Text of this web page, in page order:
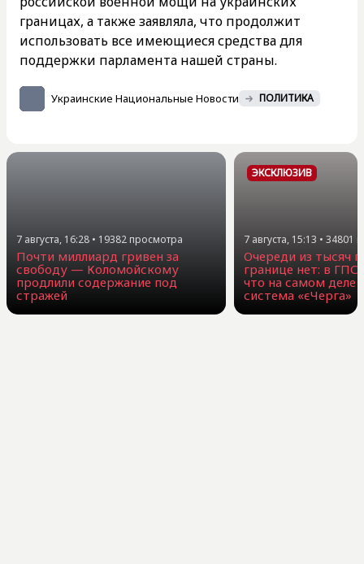
границах, а также заявляла, что продолжит
использовать все имеющиеся средства для
поддержки парламента нашей страны.
Украинские Национальные Новости ПОЛИТИКА
7 августа, 16:28 • 19382 просмотра
Почти миллиард гривен за
свободу — Коломойскому
продлили содержание под
стражей
ЭКСКЛЮЗИВ
7 августа, 15:13 • 34801
Очереди из тысяч
границе нет: в
что на самом деле
система «єЧерга»